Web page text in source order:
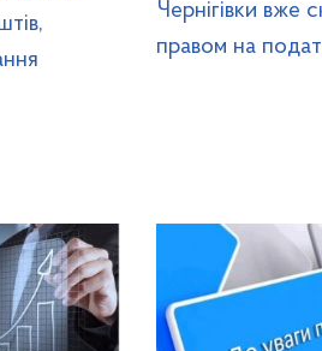
Чернігівки вже
правом на